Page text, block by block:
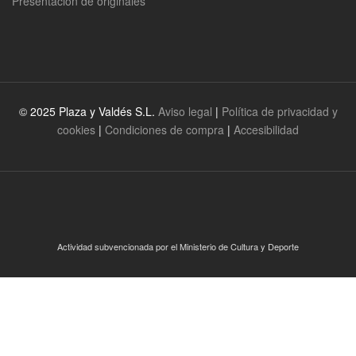
© 2025 Plaza y Valdés S.L. Aviso legal | Política de privacidad y
cookies | Condiciones de compra | Accesibilidad
Actividad subvencionada por el Ministerio de Cultura y Deporte